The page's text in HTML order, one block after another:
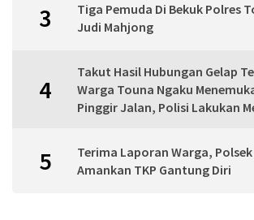
3
Tiga Pemuda Di Bekuk Polres
Judi Mahjong
4
Takut Hasil Hubungan Gelap
Warga Touna Ngaku
Pinggir Jalan, Polisi Lakukan
5
Terima Laporan Warga,
Amankan TKP Gantung Diri